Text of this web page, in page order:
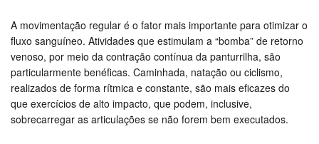
A movimentação regular é o fator mais importante para otimizar o
fluxo sanguíneo. Atividades que estimulam a “bomba” de retorno
venoso, por meio da contração contínua da panturrilha, são
particularmente benéficas. Caminhada, natação ou ciclismo,
realizados de forma rítmica e constante, são mais eficazes do
que exercícios de alto impacto, que podem, inclusive,
sobrecarregar as articulações se não forem bem executados.